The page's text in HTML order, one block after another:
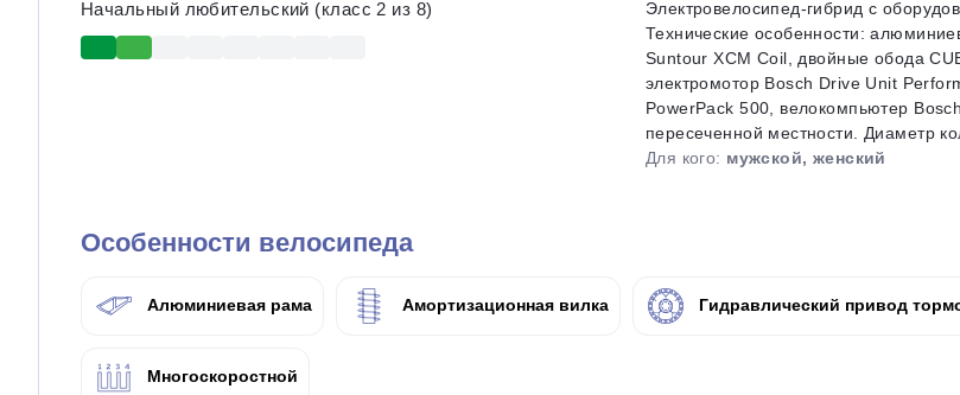
Начальный любительский (класс 2 из 8)
Электровелосипед-гибрид с
Технические особенности:
Suntour XCM Coil, двойные обода
электромотор Bosch Drive Unit
PowerPack 500, велокомпьютер
пересеченной местности. Диаметр
Для кого: мужской, женский
Особенности велосипеда
Алюминиевая рама Амортизационная вилка Гидравлический привод
Многоскоростной
Подробнееоб оплате Плайтом
недели
Остались вопросы?